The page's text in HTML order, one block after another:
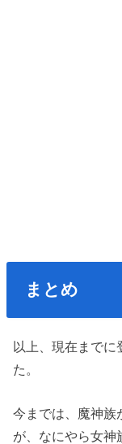
まとめ
以上、現在までに
た。
今までは、魔神族
が、なにやら女神